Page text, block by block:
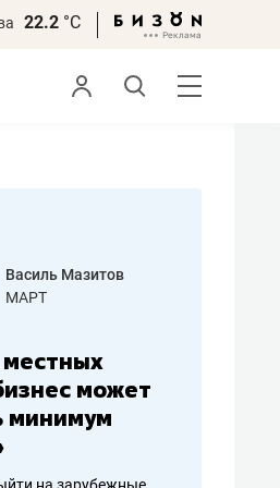
22.2 °С
Василь Мазитов
МАРТ
может
минимум